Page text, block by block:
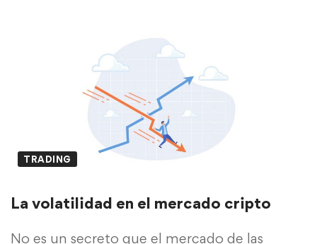
TRADING
La volatilidad en el mercado cripto
No es un secreto que el mercado de las